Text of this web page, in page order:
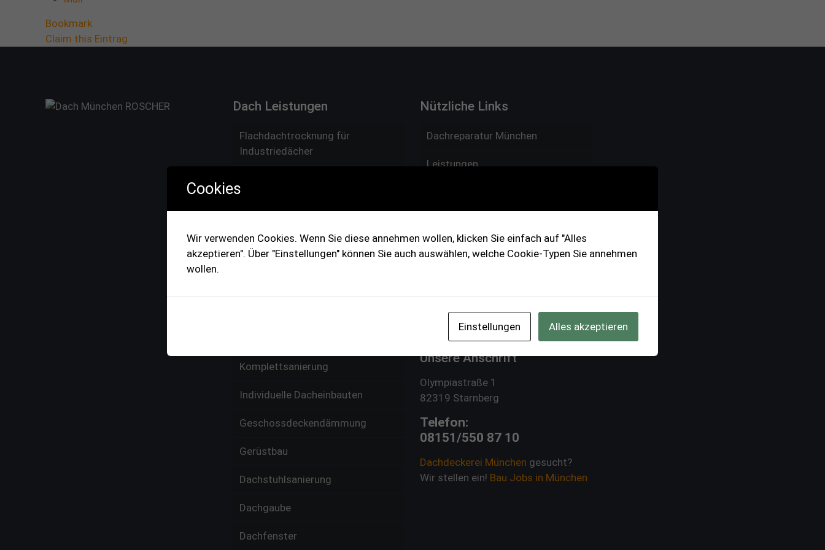
Bookmark
Claim this Eintrag
Dach Leistungen
Flachdachtrocknung für
Industriedächer
Dachpfannen, Zementplatten und
Schindeln
Dachwartung und Dachinspektion
Komplettsanierung
Individuelle Dacheinbauten
Geschossdeckendämmung
Gerüstbau
Dachstuhlsanierung
Dachgaube
Dachfenster
Nützliche Links
Dachreparatur München
Leistungen
Kontakt
Brennholz München
Unsere Anschrift
Olympiastraße 1
82319 Starnberg
Telefon:
08151/550 87 10
Dachdeckerei München gesucht?
Wir stellen ein! Bau Jobs in München
Cookies
Wir verwenden Cookies. Wenn Sie diese annehmen wollen, klicken Sie einfach auf "Alles
akzeptieren". Über "Einstellungen" können Sie auch auswählen, welche Cookie-Typen Sie annehmen
wollen.
Einstellungen Alles akzeptieren